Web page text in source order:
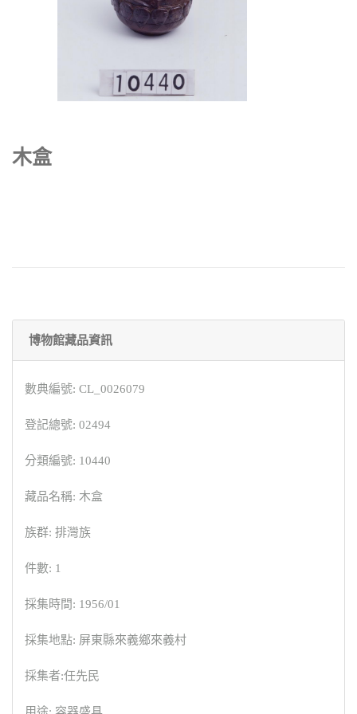
木盒
博物館藏品資訊
數典編號: CL_0026079
登記總號: 02494
分類編號: 10440
藏品名稱: 木盒
族群: 排灣族
件數: 1
採集時間: 1956/01
採集地點: 屏東縣來義鄉來義村
採集者:任先民